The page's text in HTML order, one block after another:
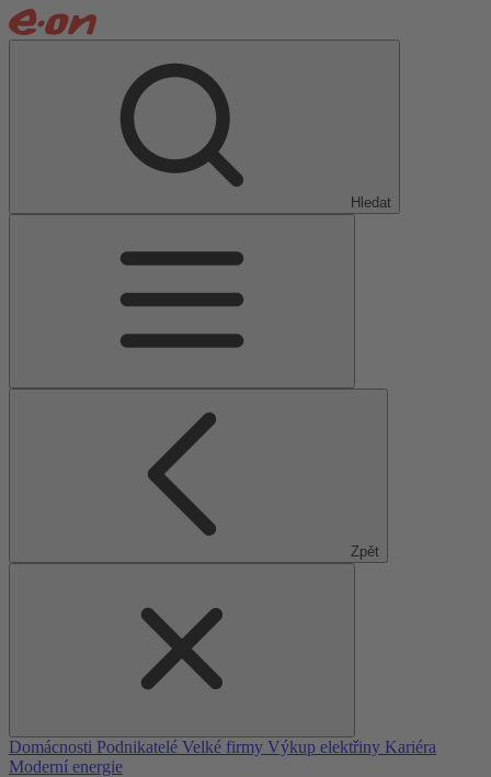
Hledat
Zpět
Domácnosti Podnikatelé Velké firmy Výkup elektřiny Kariéra
Moderní energie